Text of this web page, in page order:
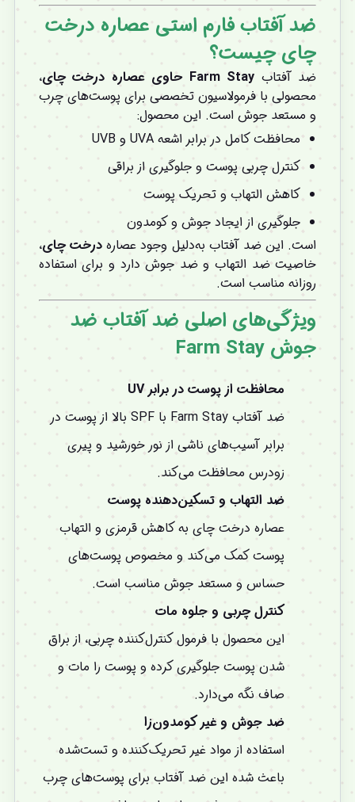
ضد آفتاب فارم استی عصاره درخت
چای چیست؟
ضد آفتاب Farm Stay حاوی عصاره درخت چای
،
محصولی با فرمولاسیون تخصصی برای پوست‌های چرب
و مستعد جوش است. این محصول:
محافظت کامل در برابر اشعه UVA و UVB
کنترل چربی پوست و جلوگیری از براقی
کاهش التهاب و تحریک پوست
جلوگیری از ایجاد جوش و کومدون
است. این ضد آفتاب به‌دلیل وجود عصاره درخت چای،
خاصیت ضد التهاب و ضد جوش دارد و برای استفاده
روزانه مناسب است.
ویژگی‌های اصلی ضد آفتاب ضد
جوش Farm Stay
محافظت از پوست در برابر UV
ضد آفتاب Farm Stay با SPF بالا از پوست در
برابر آسیب‌های ناشی از نور خورشید و پیری
زودرس محافظت می‌کند.
ضد التهاب و تسکین‌دهنده پوست
عصاره درخت چای به کاهش قرمزی و التهاب
پوست کمک می‌کند و مخصوص پوست‌های
حساس و مستعد جوش مناسب است.
کنترل چربی و جلوه مات
این محصول با فرمول کنترل‌کننده چربی، از براق
شدن پوست جلوگیری کرده و پوست را مات و
صاف نگه می‌دارد.
ضد جوش و غیر کومدون‌زا
استفاده از مواد غیر تحریک‌کننده و تست‌شده
باعث شده این ضد آفتاب برای پوست‌های چرب